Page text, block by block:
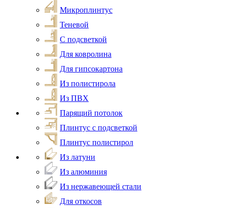
Микроплинтус
Теневой
С подсветкой
Для ковролина
Для гипсокартона
Из полистирола
Из ПВХ
Парящий потолок
Плинтус с подсветкой
Плинтус полистирол
Из латуни
Из алюминия
Из нержавеющей стали
Для откосов